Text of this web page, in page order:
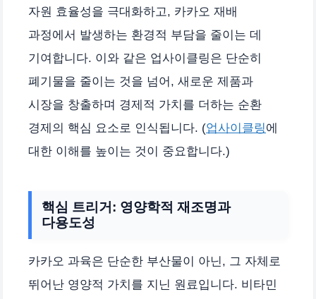
자원 효율성을 극대화하고, 카카오 재배
과정에서 발생하는 환경적 부담을 줄이는 데
기여합니다. 이와 같은 업사이클링은 단순히
폐기물을 줄이는 것을 넘어, 새로운 제품과
시장을 창출하며 경제적 가치를 더하는 순환
경제의 핵심 요소로 인식됩니다. (업사이클링에
대한 이해를 높이는 것이 중요합니다.)
핵심 트리거: 영양학적 재조명과
다용도성
카카오 과육은 단순한 부산물이 아닌, 그 자체로
뛰어난 영양적 가치를 지닌 원료입니다. 비타민